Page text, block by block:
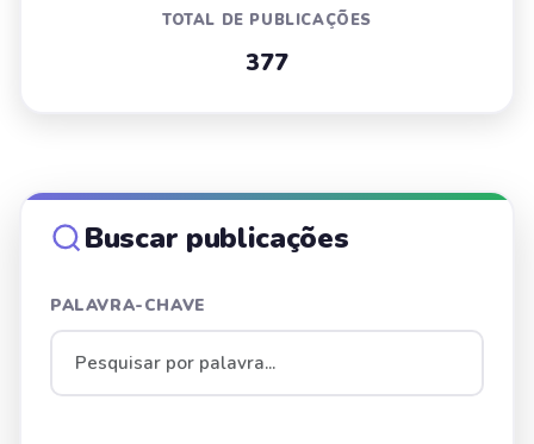
TOTAL DE PUBLICAÇÕES
377
Buscar publicações
PALAVRA-CHAVE